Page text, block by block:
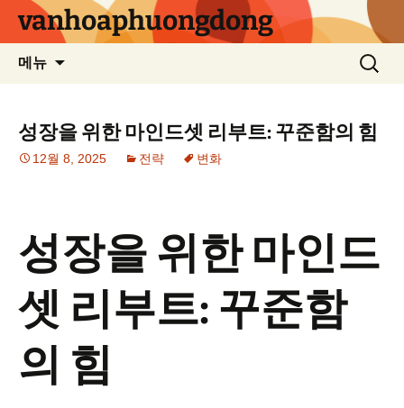
vanhoaphuongdong
메뉴
검
색:
성장을 위한 마인드셋 리부트: 꾸준함의 힘
12월 8, 2025 전략 변화
성장을 위한 마인드
셋 리부트: 꾸준함
의 힘